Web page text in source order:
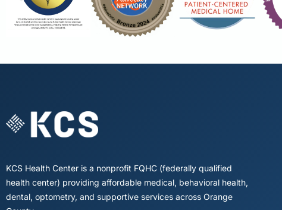
KCS Health Center is a nonprofit FQHC (federally qualified
health center) providing affordable medical, behavioral health,
dental, optometry, and supportive services across Orange